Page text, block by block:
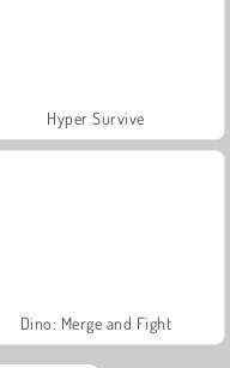
Hyper Survive
Dino: Merge and Fight